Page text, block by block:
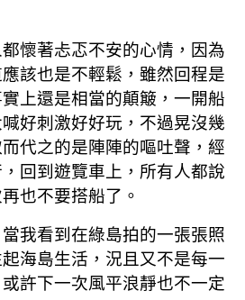
懷著忐忑不安的心情，因為
該也是不輕鬆，雖然回程是
上還是相當的顛簸，一開船
好刺激好好玩，不過晃沒幾
代之的是陣陣的嘔吐聲，經
回到遊覽車上，所有人都說
也不要搭船了。
我看到在綠島拍的一張張照
海島生活，況且又不是每一
許下一次風平浪靜也不一定